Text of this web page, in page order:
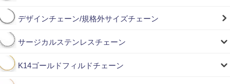
デザインチェーン/規格外サイズチェーン
サージカルステンレスチェーン
K14ゴールドフィルドチェーン